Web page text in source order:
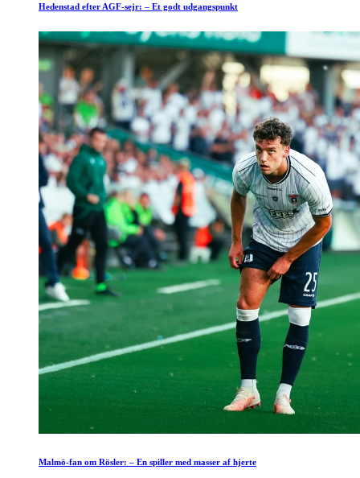
Hedenstad efter AGF-sejr: – Et godt udgangspunkt
Malmö-fan om Rösler: – En spiller med masser af hjerte